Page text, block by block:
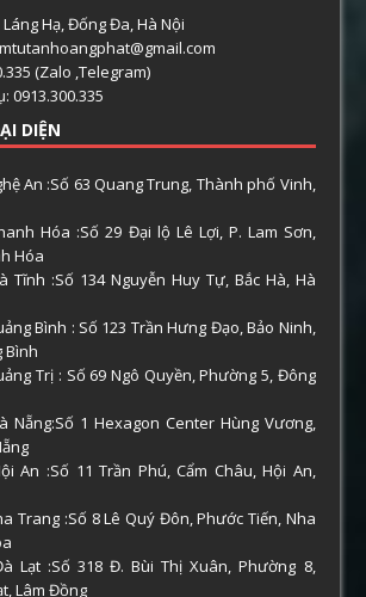
Láng Hạ, Đống Đa, Hà Nội
(Zalo ,Telegram)
0913.300.335
DIỆN
An :Số 63 Quang Trung, Thành phố Vinh,
Hóa :Số 29 Đại lộ Lê Lợi, P. Lam Sơn,
Hóa
Tĩnh :Số 134 Nguyễn Huy Tự, Bắc Hà, Hà
Bình : Số 123 Trần Hưng Đạo, Bảo Ninh,
Bình
Trị : Số 69 Ngô Quyền, Phường 5, Đông
Nẵng:Số 1 Hexagon Center Hùng Vương,
An :Số 11 Trần Phú, Cẩm Châu, Hội An,
Trang :Số 8 Lê Quý Đôn, Phước Tiến, Nha
Lạt :Số 318 Đ. Bùi Thị Xuân, Phường 8,
Lâm Đồng